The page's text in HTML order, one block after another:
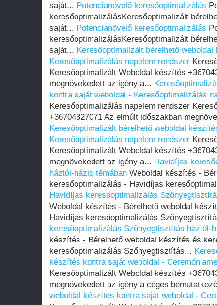
saját... Potencianövelő keresőoptimalizálás
keresőoptimalizálásKeresőoptimalizált
saját... Potencianövelő keresőoptimalizálás
keresőoptimalizálásKeresőoptimalizált
saját... Keresőoptimalizált bérelhető
Keresőoptimalizálás napelem rendszer
Keresőoptimalizált Weboldal készítés
megnövekedett az igény a...
kontra saját weboldal - Keresőoptimalizálás
Keresőoptimalizálás napelem rendszer
+36704327071 Az elmúlt időszakban
Keresőoptimalizált bérelhető weboldal
Keresőoptimalizálás napelem rendszer
Keresőoptimalizált Weboldal készítés
megnövekedett az igény a... Havidíjas
háztól-házig témában Weboldal készítés -
keresőoptimalizálás - Havidíjas
Havidíjas keresőoptimalizálás
Weboldal készítés - Bérelhető weboldal
Havidíjas keresőoptimalizálás
keresőoptimalizálás Szőnyegtisztítás háztól-
készítés - Bérelhető weboldal készítés és
keresőoptimalizálás Szőnyegtisztítás...
készítés kontra saját weboldal -
Keresőoptimalizált Weboldal készítés
megnövekedett az igény a céges
weboldal készítés kontra saját weboldal -